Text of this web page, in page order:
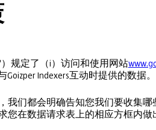
规定了（i）访问和使用网站
Indexers互动时提供的数据。
我们都会明确告知您我们要收集
在数据请求表上的相应方框内做